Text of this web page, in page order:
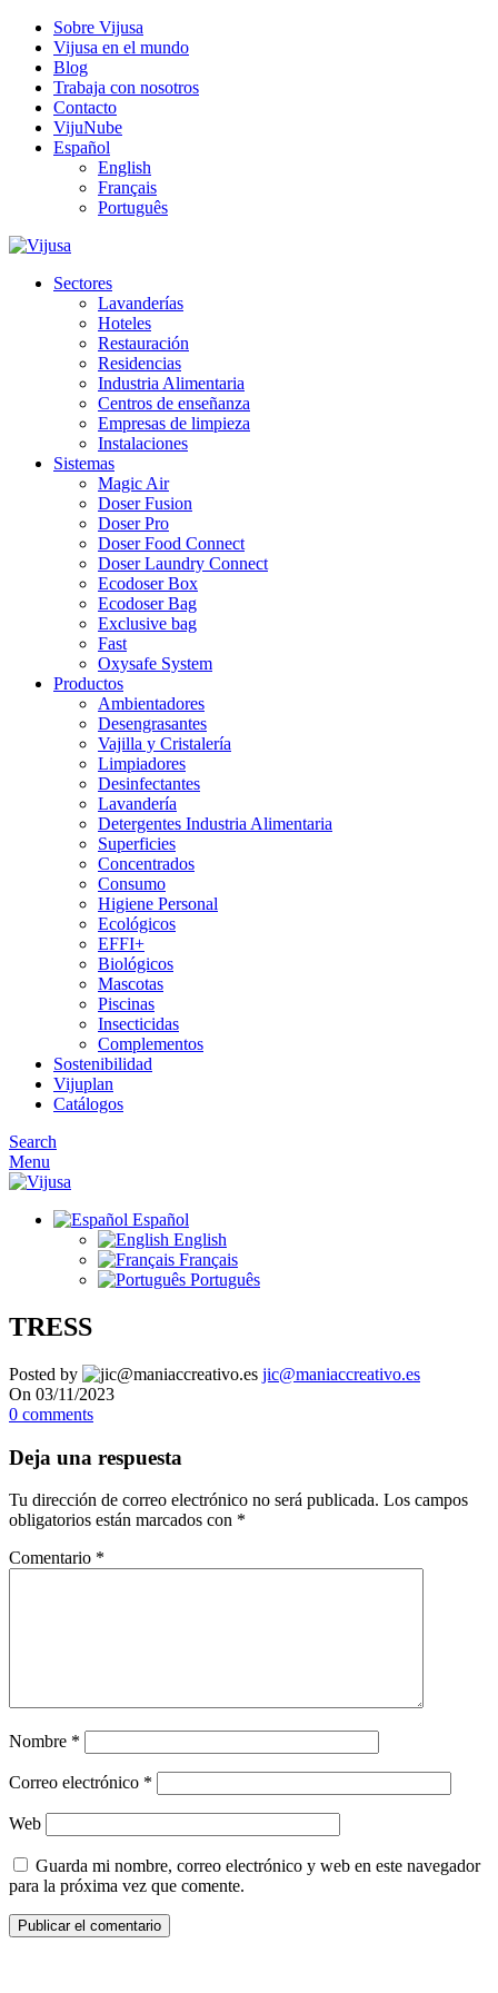
Sobre Vijusa
Vijusa en el mundo
Blog
Trabaja con nosotros
Contacto
VijuNube
Español
English
Français
Português
Sectores
Lavanderías
Hoteles
Restauración
Residencias
Industria Alimentaria
Centros de enseñanza
Empresas de limpieza
Instalaciones
Sistemas
Magic Air
Doser Fusion
Doser Pro
Doser Food Connect
Doser Laundry Connect​
Ecodoser Box
Ecodoser Bag
Exclusive bag
Fast
Oxysafe System
Productos
Ambientadores
Desengrasantes
Vajilla y Cristalería
Limpiadores
Desinfectantes
Lavandería
Detergentes Industria Alimentaria
Superficies
Concentrados
Consumo
Higiene Personal
Ecológicos
EFFI+
Biológicos
Mascotas
Piscinas
Insecticidas
Complementos
Sostenibilidad
Vijuplan
Catálogos
Search
Menu
Español
English
Français
Português
TRESS
Posted by
jic@maniaccreativo.es
On 03/11/2023
0 comments
Deja una respuesta
Tu dirección de correo electrónico no será publicada. Los campos
obligatorios están marcados con *
Comentario *
Nombre *
Correo electrónico *
Web
Guarda mi nombre, correo electrónico y web en este navegador
para la próxima vez que comente.